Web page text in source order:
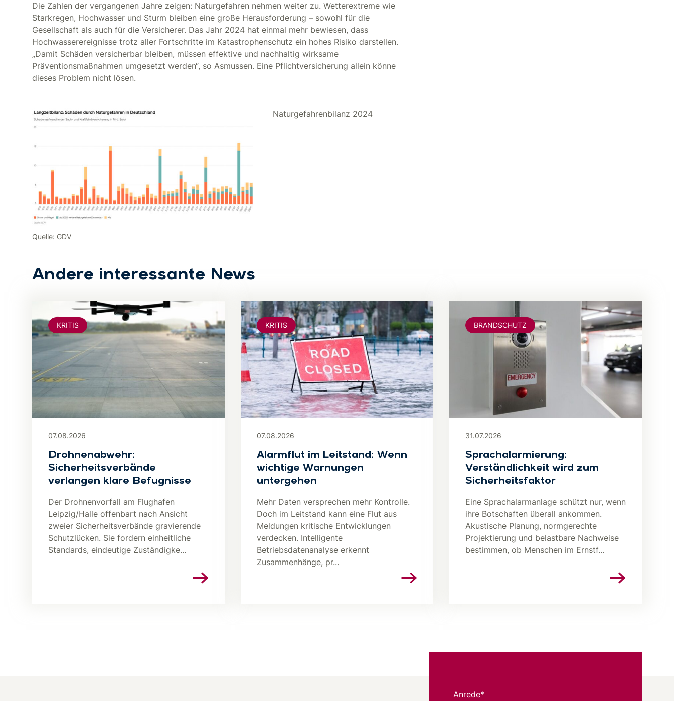
Die Zahlen der vergangenen Jahre zeigen: Naturgefahren nehmen weiter zu. Wetterextreme wie
Starkregen, Hochwasser und Sturm bleiben eine große Herausforderung – sowohl für die
Gesellschaft als auch für die Versicherer. Das Jahr 2024 hat einmal mehr bewiesen, dass
Hochwasserereignisse trotz aller Fortschritte im Katastrophenschutz ein hohes Risiko darstellen.
„Damit Schäden versicherbar bleiben, müssen effektive und nachhaltig wirksame
Präventionsmaßnahmen umgesetzt werden“, so Asmussen. Eine Pflichtversicherung allein könne
dieses Problem nicht lösen.
Quelle: GDV
Naturgefahrenbilanz 2024
Andere interessante News
07.08.2026
Drohnenabwehr:
Sicherheitsverbände
verlangen klare Befugnisse
Der Drohnenvorfall am Flughafen
Leipzig/Halle offenbart nach Ansicht
zweier Sicherheitsverbände gravierende
Schutzlücken. Sie fordern einheitliche
Standards, eindeutige Zuständigke...
KRITIS
07.08.2026
Alarmflut im Leitstand: Wenn
wichtige Warnungen
untergehen
Mehr Daten versprechen mehr Kontrolle.
Doch im Leitstand kann eine Flut aus
Meldungen kritische Entwicklungen
verdecken. Intelligente
Betriebsdatenanalyse erkennt
Zusammenhänge, pr...
KRITIS
31.07.2026
Sprachalarmierung:
Verständlichkeit wird zum
Sicherheitsfaktor
Eine Sprachalarmanlage schützt nur, wenn
ihre Botschaften überall ankommen.
Akustische Planung, normgerechte
Projektierung und belastbare Nachweise
bestimmen, ob Menschen im Ernstf...
BRANDSCHUTZ
Anrede*